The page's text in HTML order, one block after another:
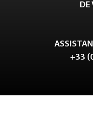
DE
+33